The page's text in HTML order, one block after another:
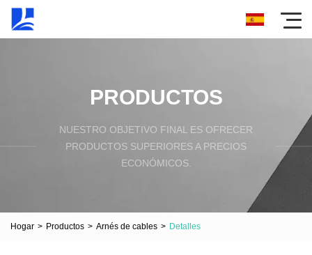
PRODUCTOS
NUESTRO OBJETIVO FINAL ES OFRECER
PRODUCTOS SUPERIORES A PRECIOS
ECONÓMICOS.
Hogar > Productos > Arnés de cables > Detalles